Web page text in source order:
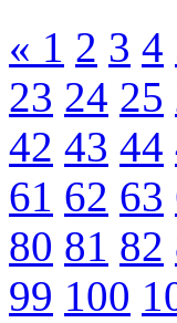
« 1 2 3 4
23 24 25
42 43 44
61 62 63
80 81 82
99 100